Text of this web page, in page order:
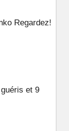
Regardez!
et 9